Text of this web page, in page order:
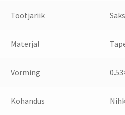
Tootjariik
Materjal
Vorming
Kohandus